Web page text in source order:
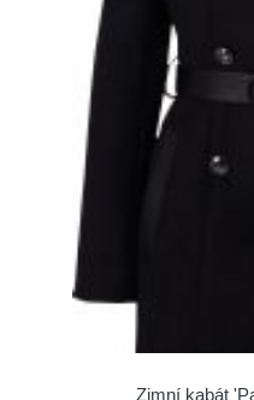
Zimní kabát